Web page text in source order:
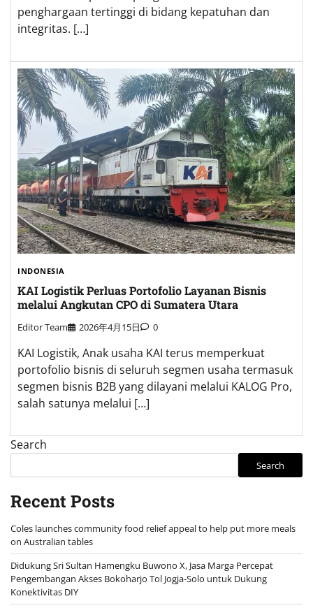
penghargaan tertinggi di bidang kepatuhan dan
integritas. […]
INDONESIA
KAI Logistik Perluas Portofolio Layanan Bisnis
melalui Angkutan CPO di Sumatera Utara
Editor Team 2026年4月15日 0
KAI Logistik, Anak usaha KAI terus memperkuat
portofolio bisnis di seluruh segmen usaha termasuk
segmen bisnis B2B yang dilayani melalui KALOG Pro,
salah satunya melalui […]
Search
Search
Recent Posts
Coles launches community food relief appeal to help put more meals
on Australian tables
Didukung Sri Sultan Hamengku Buwono X, Jasa Marga Percepat
Pengembangan Akses Bokoharjo Tol Jogja-Solo untuk Dukung
Konektivitas DIY